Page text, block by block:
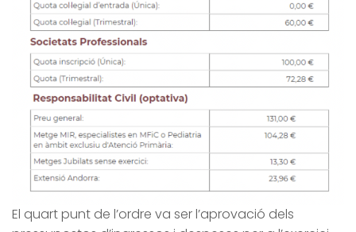
El quart punt de l’ordre va ser l’aprovació dels